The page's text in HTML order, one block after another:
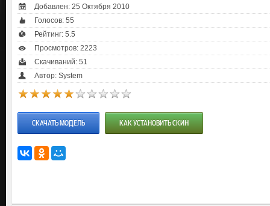
Добавлен: 25 Октября 2010
Голосов: 55
Рейтинг: 5.5
Просмотров: 2223
Скачиваний: 51
Автор: System
СКАЧАТЬ МОДЕЛЬ КАК УСТАНОВИТЬ СКИН